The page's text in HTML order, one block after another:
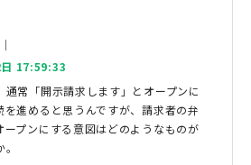
17:59:33
通常「開示請求します」とオープンに
を進めると思うんですが、請求者の弁
ープンにする意図はどのようなものが